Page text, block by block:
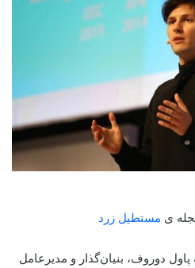
ی مستطیل زرد
دوروف، بنیان‌گذار و مدیرعامل